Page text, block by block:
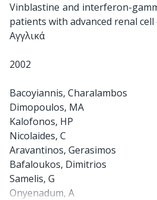
Vinblastine and interferon-
patients with advanced renal cell
Αγγλικά
2002
Bacoyiannis, Charalambos
Dimopoulos, MA
Kalofonos, HP
Nicolaides, C
Aravantinos, Gerasimos
Bafaloukos, Dimitrios
Samelis, G
Onyenadum, A